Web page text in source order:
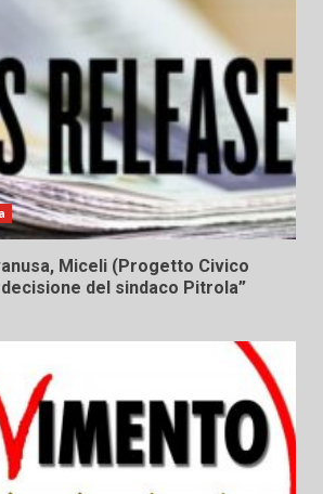
Miceli (Progetto Civico
decisione del sindaco Pitrola”